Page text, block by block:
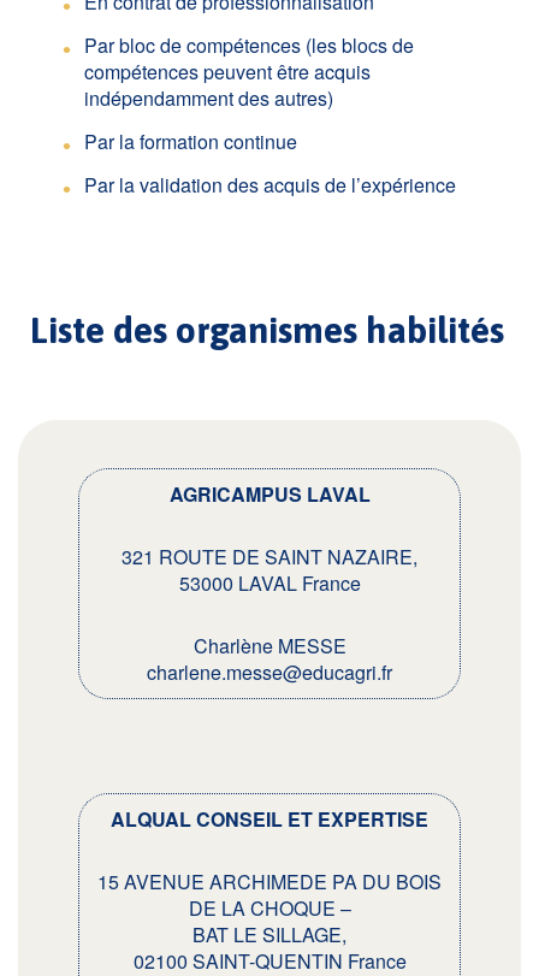
Par bloc de compétences (les blocs de
compétences peuvent être acquis
indépendamment des autres)
Par la formation continue
Par la validation des acquis de l’expérience
Liste des organismes habilités
AGRICAMPUS LAVAL
321 ROUTE DE SAINT NAZAIRE,
53000 LAVAL France
Charlène MESSE
charlene.messe@educagri.fr
ALQUAL CONSEIL ET EXPERTISE
15 AVENUE ARCHIMEDE PA DU BOIS
DE LA CHOQUE –
BAT LE SILLAGE,
02100 SAINT-QUENTIN France